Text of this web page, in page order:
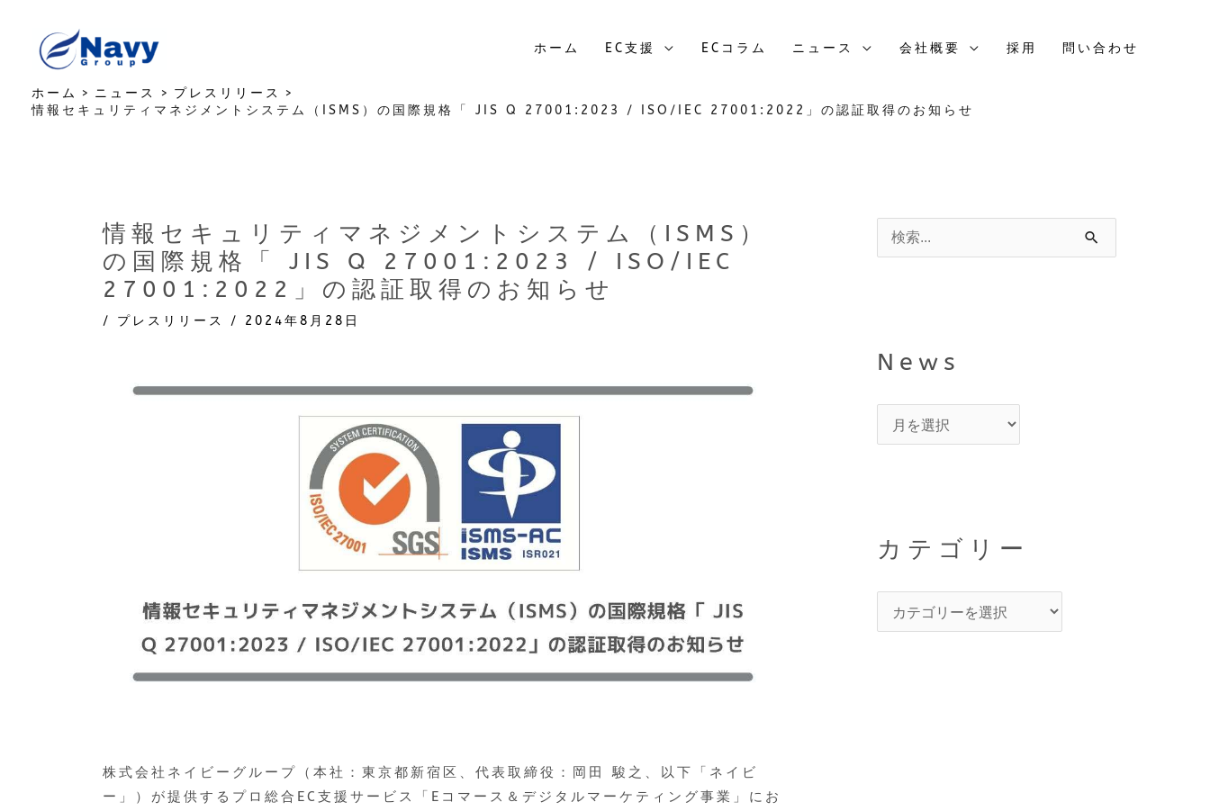
ホーム EC支援 ECコラム ニュース 会社概要 採用 問い合わせ
ホーム ニュース
プレスリリース
情報セキュリティマネジメントシステム（ISMS）の国際規格「 JIS Q 27001:2023 / ISO/IEC 27001:2022」の認証取得のお知らせ
情報セキュリティマネジメントシステム（ISMS）
の国際規格「 JIS Q 27001:2023 / ISO/IEC
27001:2022」の認証取得のお知らせ
/ プレスリリース / 2024年8月28日
株式会社ネイビーグループ（本社：東京都新宿区、代表取締役：岡田 駿之、以下「ネイビ
ー」）が提供するプロ総合EC支援サービス「Eコマース＆デジタルマーケティング事業」にお
検
:
News
w
カテゴリー
テ
ゴ